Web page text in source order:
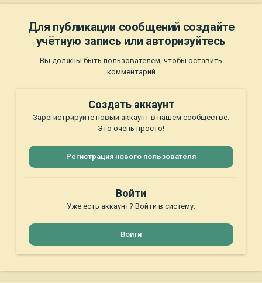
Для публикации сообщений создайте
учётную запись или авторизуйтесь
Вы должны быть пользователем, чтобы оставить
комментарий
Создать аккаунт
Зарегистрируйте новый аккаунт в нашем сообществе.
Это очень просто!
Регистрация нового пользователя
Войти
Уже есть аккаунт? Войти в систему.
Войти